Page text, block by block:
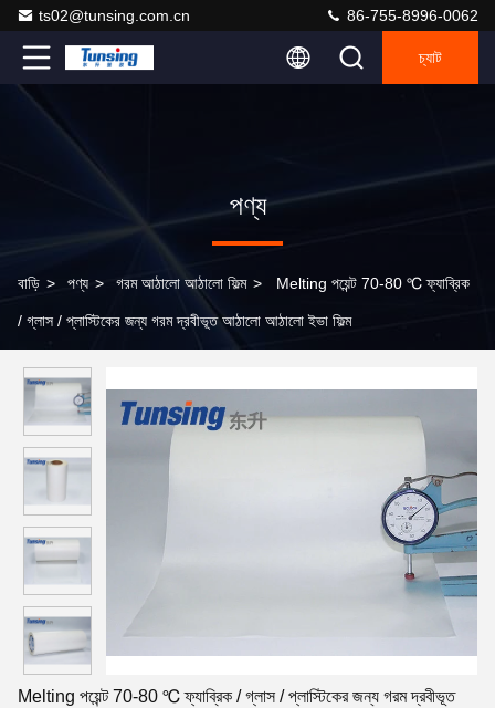
ts02@tunsing.com.cn 86-755-8996-0062
চ্যাট
পণ্য
বাড়ি > পণ্য > গরম আঠালো আঠালো ফিল্ম > Melting পয়েন্ট 70-80 ℃ ফ্যাব্রিক
/ গ্লাস / প্লাস্টিকের জন্য গরম দ্রবীভূত আঠালো আঠালো ইভা ফিল্ম
Melting পয়েন্ট 70-80 ℃ ফ্যাব্রিক / গ্লাস / প্লাস্টিকের জন্য গরম দ্রবীভূত